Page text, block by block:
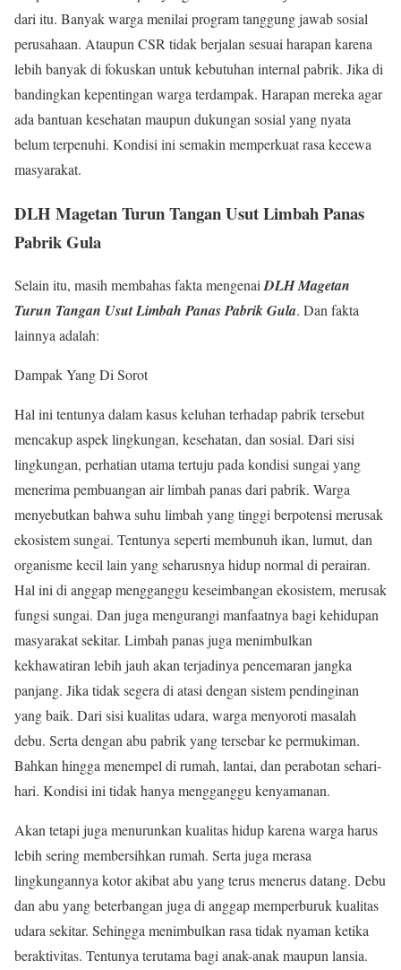
dari itu. Banyak warga menilai program tanggung jawab sosial
perusahaan. Ataupun CSR tidak berjalan sesuai harapan karena
lebih banyak di fokuskan untuk kebutuhan internal pabrik. Jika di
bandingkan kepentingan warga terdampak. Harapan mereka agar
ada bantuan kesehatan maupun dukungan sosial yang nyata
belum terpenuhi. Kondisi ini semakin memperkuat rasa kecewa
masyarakat.
DLH Magetan Turun Tangan Usut Limbah Panas
Pabrik Gula
Selain itu, masih membahas fakta mengenaiDLH Magetan
Turun Tangan Usut Limbah Panas Pabrik Gula. Dan fakta
lainnya adalah:
Dampak Yang Di Sorot
Hal ini tentunya dalam kasus keluhan terhadap pabrik tersebut
mencakup aspek lingkungan, kesehatan, dan sosial. Dari sisi
lingkungan, perhatian utama tertuju pada kondisi sungai yang
menerima pembuangan air limbah panas dari pabrik. Warga
menyebutkan bahwa suhu limbah yang tinggi berpotensi merusak
ekosistem sungai. Tentunya seperti membunuh ikan, lumut, dan
organisme kecil lain yang seharusnya hidup normal di perairan.
Hal ini di anggap mengganggu keseimbangan ekosistem, merusak
fungsi sungai. Dan juga mengurangi manfaatnya bagi kehidupan
masyarakat sekitar. Limbah panas juga menimbulkan
kekhawatiran lebih jauh akan terjadinya pencemaran jangka
panjang. Jika tidak segera di atasi dengan sistem pendinginan
yang baik. Dari sisi kualitas udara, warga menyoroti masalah
debu. Serta dengan abu pabrik yang tersebar ke permukiman.
Bahkan hingga menempel di rumah, lantai, dan perabotan sehari-
hari. Kondisi ini tidak hanya mengganggu kenyamanan.
Akan tetapi juga menurunkan kualitas hidup karena warga harus
lebih sering membersihkan rumah. Serta juga merasa
lingkungannya kotor akibat abu yang terus menerus datang. Debu
dan abu yang beterbangan juga di anggap memperburuk kualitas
udara sekitar. Sehingga menimbulkan rasa tidak nyaman ketika
beraktivitas. Tentunya terutama bagi anak-anak maupun lansia.